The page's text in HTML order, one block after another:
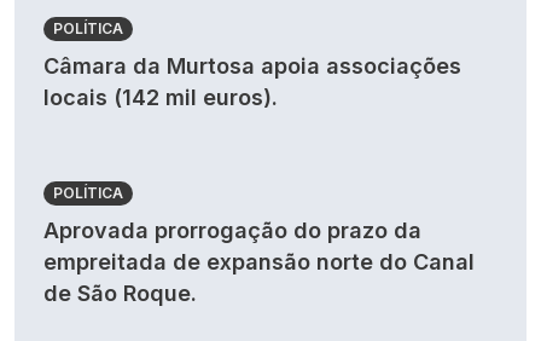
POLÍTICA
Câmara da Murtosa apoia associações
locais (142 mil euros).
POLÍTICA
Aprovada prorrogação do prazo da
empreitada de expansão norte do Canal
de São Roque.